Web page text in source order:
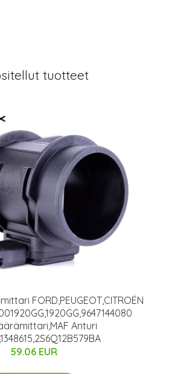
tuotteet
FORD,PEUGEOT,CITROËN
Anturi
59.06 EUR